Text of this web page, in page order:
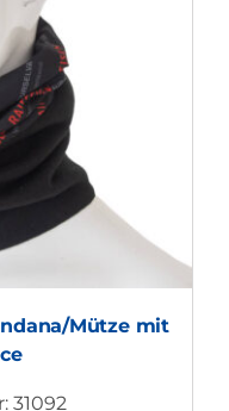
Mütze mit
31092